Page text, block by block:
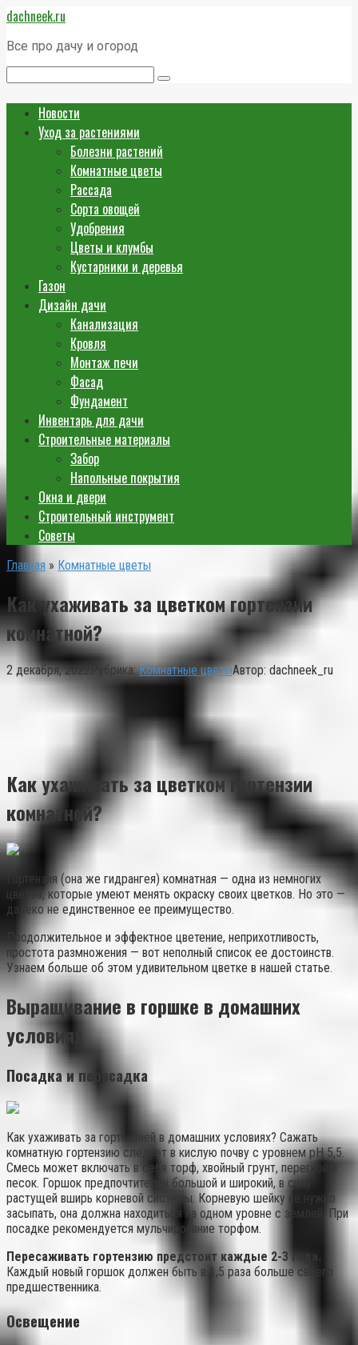
Перейти
к
контенту
dachneek.ru
Все про дачу и огород
Новости
Уход за растениями
Болезни растений
Комнатные цветы
Рассада
Сорта овощей
Удобрения
Цветы и клумбы
Кустарники и деревья
Газон
Дизайн дачи
Канализация
Кровля
Монтаж печи
Фасад
Фундамент
Инвентарь для дачи
Строительные материалы
Забор
Напольные покрытия
Окна и двери
Строительный инструмент
Советы
Главная » Комнатные цветы
Как ухаживать за цветком гортензии
комнатной?
2 декабря, 2022 Рубрика: Комнатные цветыАвтор: dachneek_ru
Как ухаживать за цветком гортензии
комнатной?
Гортензия (она же гидрангея) комнатная — одна из немногих
цветов, которые умеют менять окраску своих цветков. Но это —
далеко не единственное ее преимущество.
Продолжительное и эффектное цветение, неприхотливость,
простота размножения — вот неполный список ее достоинств.
Узнаем больше об этом удивительном цветке в нашей статье.
Выращивание в горшке в домашних
условиях
Посадка и пересадка
Как ухаживать за гортензией в домашних условиях? Сажать
комнатную гортензию следует в кислую почву с уровнем pH 5,5.
Смесь может включать в себя торф, хвойный грунт, перегной и
песок. Горшок предпочтителен большой и широкий, в силу
растущей вширь корневой системы. Корневую шейку не нужно
засыпать, она должна находиться на одном уровне с землей. При
посадке рекомендуется мульчирование торфом.
Пересаживать гортензию предстоит каждые 2-3 года.
Каждый новый горшок должен быть в 1,5 раза больше своего
предшественника.
Освещение